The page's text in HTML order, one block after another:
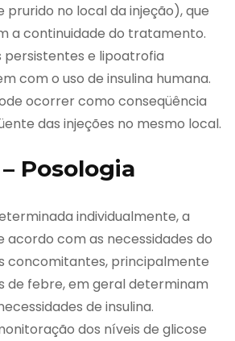
prurido no local da injeção), que
a continuidade do tratamento.
persistentes e lipoatrofia
com o uso de insulina humana.
ocorrer como conseqüência
das injeções no mesmo local.
Posologia
individualmente, a
acordo com as necessidades do
concomitantes, principalmente
de febre, em geral determinam
de insulina.
dos níveis de glicose